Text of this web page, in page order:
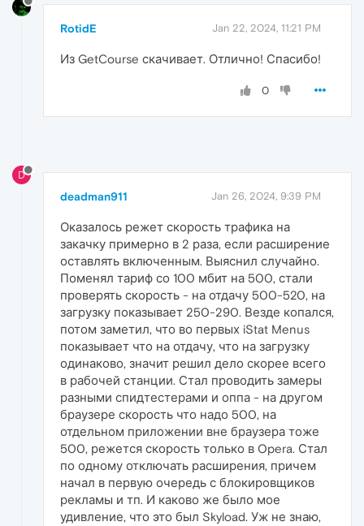
RotidE Jan 22, 2024, 11:21 PM
Из GetCourse скачивает. Отлично! Спасибо!
0
D
deadman911 Jan 26, 2024, 9:39 PM
Оказалось режет скорость трафика на
закачку примерно в 2 раза, если расширение
оставлять включенным. Выяснил случайно.
Поменял тариф со 100 мбит на 500, стали
проверять скорость - на отдачу 500-520, на
загрузку показывает 250-290. Везде копался,
потом заметил, что во первых iStat Menus
показывает что на отдачу, что на загрузку
одинаково, значит решил дело скорее всего
в рабочей станции. Стал проводить замеры
разными спидтестерами и оппа - на другом
браузере скорость что надо 500, на
отдельном приложении вне браузера тоже
500, режется скорость только в Opera. Стал
по одному отключать расширения, причем
начал в первую очередь с блокировщиков
рекламы и тп. И каково же было мое
удивление, что это был Skyload. Уж не знаю,